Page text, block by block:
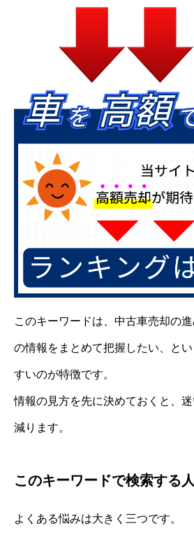
このキーワードは、中古車売却の
の情報をまとめて把握したい、と
すいのが特徴です。
情報の見方を先に決めておくと、
減ります。
このキーワードで検索する
よくある悩みは大きく三つです。